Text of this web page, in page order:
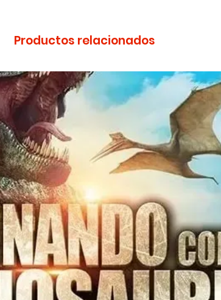
Productos relacionados